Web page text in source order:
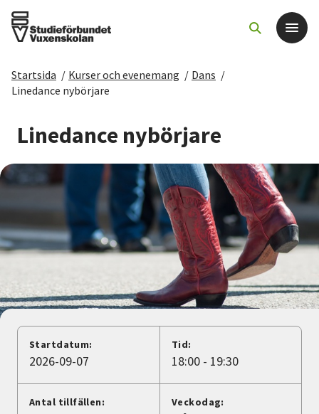
Det här gör vi
För dig som
Sök kurser och evenemang
Om SV
Starta studiecirkel
Cirkelledare
Nyheter
Avdelningar
Startsida / Kurser och evenemang / Dans /
Linedance nybörjare
Linedance nybörjare
Startdatum:
2026-09-07
Tid:
18:00 - 19:30
Antal tillfällen: Veckodag: